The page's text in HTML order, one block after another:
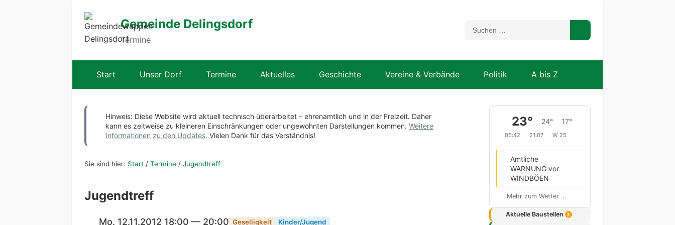
Gemeinde Delingsdorf
Termine
Start Unser Dorf Termine Aktuelles Geschichte Vereine & Verbände Politik A bis Z
Hinweis: Diese Website wird aktuell technisch überarbeitet – ehrenamtlich und in der Freizeit. Daher
kann es zeitweise zu kleineren Einschränkungen oder ungewohnten Darstellungen kommen. Weitere
Informationen zu den Updates. Vielen Dank für das Verständnis!
Sie sind hier: Start / Termine / Jugendtreff
Jugendtreff
Mo. 12.11.2012 18:00 — 20:00 Geselligkeit Kinder/Jugend
23° 24° 17°
05:42 21:07 W 25
Amtliche
WARNUNG vor
WINDBÖEN
Mehr zum Wetter …
Aktuelle Baustellen 3